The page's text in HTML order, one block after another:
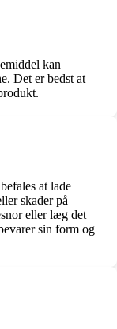
kan
Det er bedst at
at lade
skader på
eller læg det
sin form og